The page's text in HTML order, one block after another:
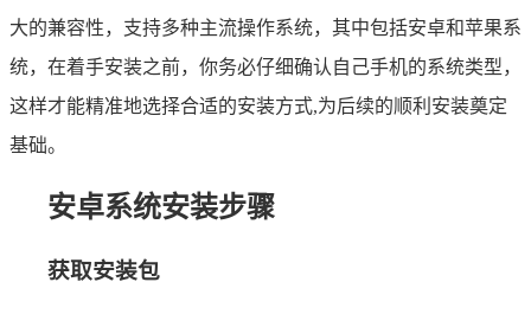
大的兼容性，支持多种主流操作系统，其中包括安卓和苹果系
统，在着手安装之前，你务必仔细确认自己手机的系统类型，
这样才能精准地选择合适的安装方式,为后续的顺利安装奠定
基础。
安卓系统安装步骤
获取安装包